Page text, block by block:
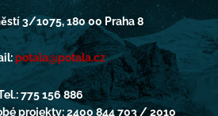
3/1075, 180 00 Praha 8
potala@potala.cz
775 156 886
projekty: 2400 844 703 / 2010